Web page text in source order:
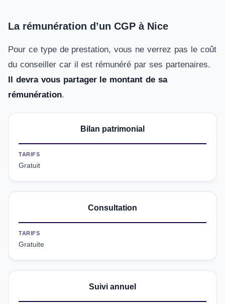
La rémunération d’un CGP à Nice
Pour ce type de prestation, vous ne verrez pas le coût
du conseiller car il est rémunéré par ses partenaires.
Il devra vous partager le montant de sa
rémunération.
Bilan patrimonial
TARIFS
Gratuit
Consultation
TARIFS
Gratuite
Suivi annuel